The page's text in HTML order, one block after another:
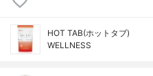
HOT TAB(ホットタブ)
WELLNESS